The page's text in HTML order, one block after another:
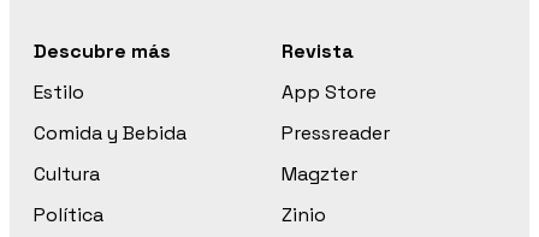
Descubre más
Estilo
Comida y Bebida
Cultura
Política
Revista
App Store
Pressreader
Magzter
Zinio